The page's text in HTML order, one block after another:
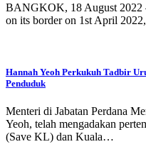
BANGKOK, 18 August 2022
on its border on 1st April
Hannah Yeoh Perkukuh Tadbir
Penduduk
Menteri di Jabatan Perdana
Yeoh, telah mengadakan
(Save KL) dan Kuala…